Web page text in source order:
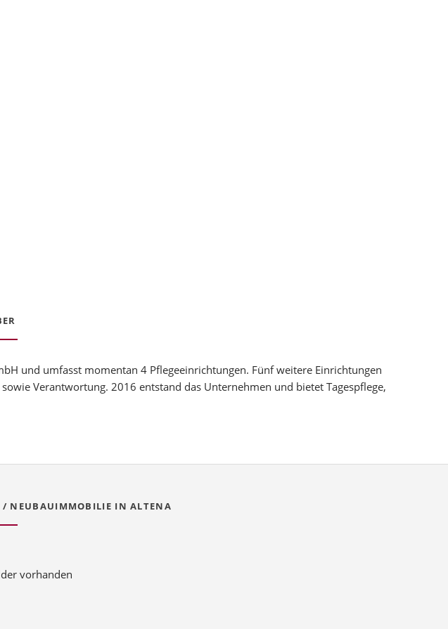
und umfasst momentan 4 Pflegeeinrichtungen. Fünf weitere Einrichtungen
Verantwortung. 2016 entstand das Unternehmen und bietet Tagespflege,
/ NEUBAUIMMOBILIE IN ALTENA
vorhanden